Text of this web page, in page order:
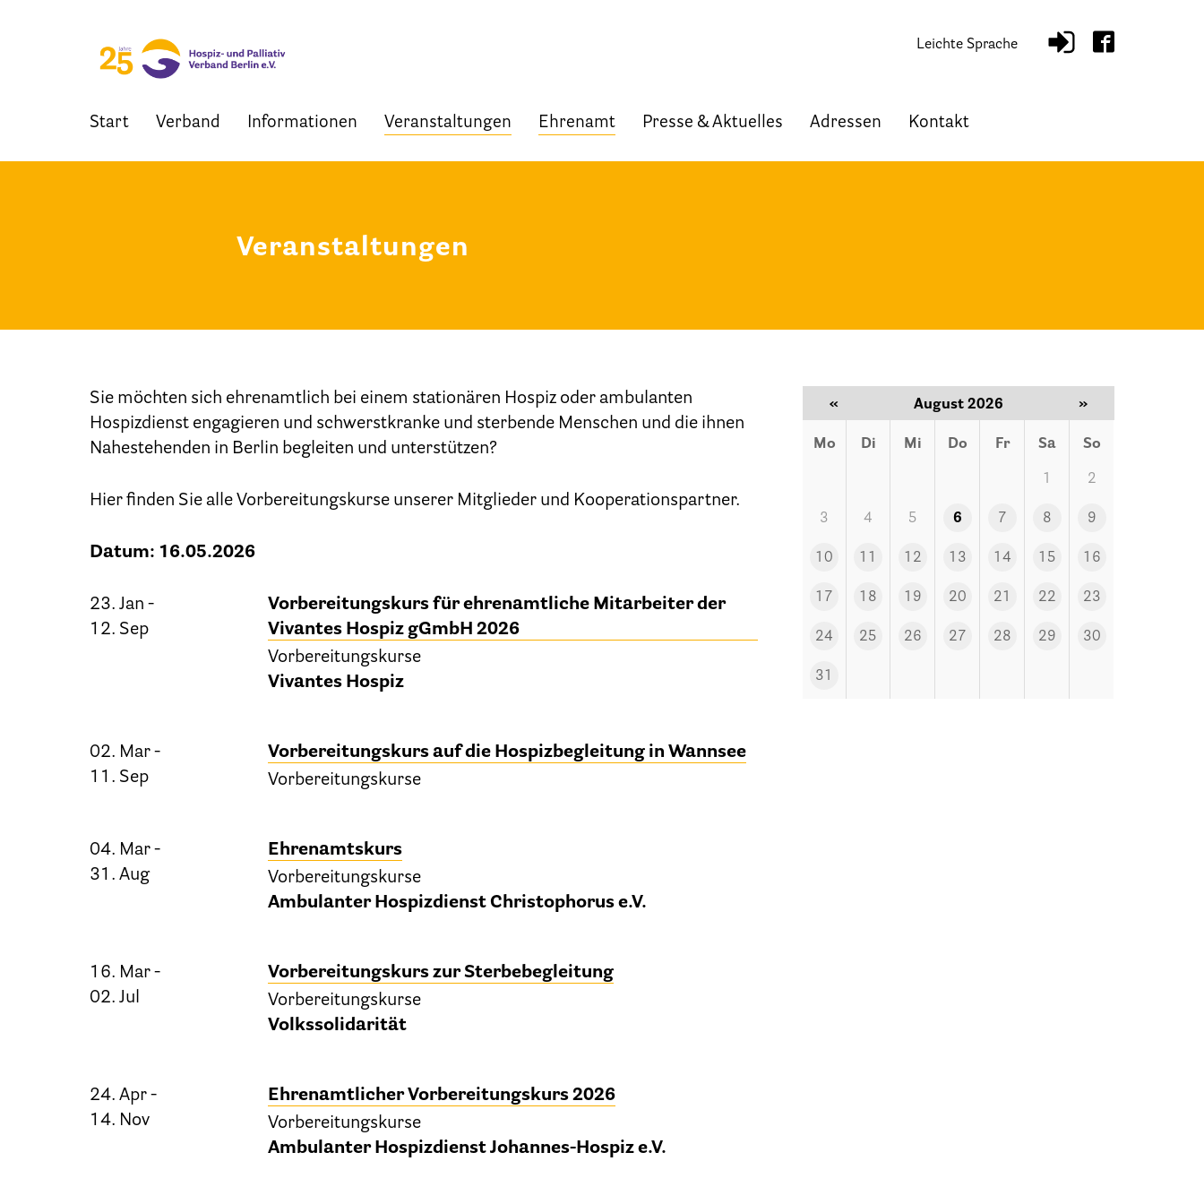
Leichte Sprache
Start Verband Informationen Veranstaltungen Ehrenamt Presse & Aktuelles Adressen Kontakt
Start
Geschäftsstelle des HPV Berlin
Mitgliederbereich (Intranet)
Hospizgedanke
Patientenverfügung – Vorsorgevollmacht – Betreuungsverfügung
Veranstaltungen
Berliner Werkstattgespräche zur Hospiz- und Palliativarbeit
Berliner Hospizforen
Veranstaltungen
Sie möchten sich ehrenamtlich bei einem stationären Hospiz oder ambulanten
Hospizdienst engagieren und schwerstkranke und sterbende Menschen und die ihnen
Nahestehenden in Berlin begleiten und unterstützen?
Hier finden Sie alle Vorbereitungskurse unserer Mitglieder und Kooperationspartner.
Datum: 16.05.2026
23. Jan -
12. Sep
Vorbereitungskurs für ehrenamtliche Mitarbeiter der
Vivantes Hospiz gGmbH 2026
Vorbereitungskurse
Vivantes Hospiz
02. Mar -
11. Sep
Vorbereitungskurs auf die Hospizbegleitung in Wannsee
Vorbereitungskurse
04. Mar -
31. Aug
Ehrenamtskurs
Vorbereitungskurse
Ambulanter Hospizdienst Christophorus e.V.
16. Mar -
02. Jul
Vorbereitungskurs zur Sterbebegleitung
Vorbereitungskurse
Volkssolidarität
24. Apr -
14. Nov
Ehrenamtlicher Vorbereitungskurs 2026
Vorbereitungskurse
Ambulanter Hospizdienst Johannes-Hospiz e.V.
« August 2026 »
Mo Di Mi Do Fr Sa So
2
3 4 5 6 7 8 9
10 12 13 14 15 16
17 18 19 20 21 22 23
24 25 26 27 28 29 30
31